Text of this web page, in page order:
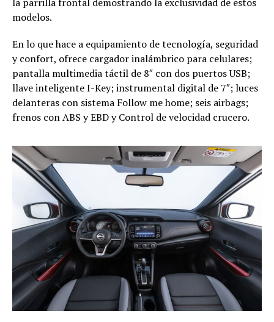
modelos.
En lo que hace a equipamiento de tecnología, seguridad
y confort, ofrece cargador inalámbrico para celulares;
pantalla multimedia táctil de 8″ con dos puertos USB;
llave inteligente I-Key; instrumental digital de 7″; luces
delanteras con sistema Follow me home; seis airbags;
frenos con ABS y EBD y Control de velocidad crucero.